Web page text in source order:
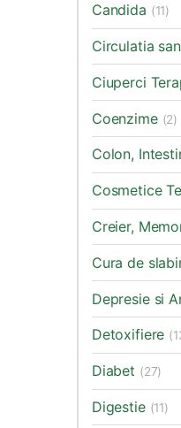
Candida (11)
Circulatia
Ciuperci
Coenzime (2)
Colon,
Cosmetice
Creier,
Cura de
Depresie si
Detoxifiere
Diabet (27)
Digestie (11)